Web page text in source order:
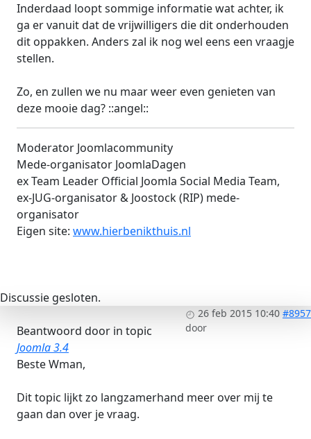
Inderdaad loopt sommige informatie wat achter, ik
ga er vanuit dat de vrijwilligers die dit onderhouden
dit oppakken. Anders zal ik nog wel eens een vraagje
stellen.
Zo, en zullen we nu maar weer even genieten van
deze mooie dag? ::angel::
Moderator Joomlacommunity
Mede-organisator JoomlaDagen
ex Team Leader Official Joomla Social Media Team,
ex-JUG-organisator & Joostock (RIP) mede-
organisator
Eigen site: www.hierbenikthuis.nl
Discussie gesloten.
26 feb 2015 10:40 #8957
door
Beantwoord door in topic
Joomla 3.4
Beste Wman,
Dit topic lijkt zo langzamerhand meer over mij te
gaan dan over je vraag.